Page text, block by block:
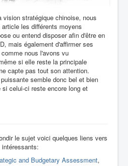
vision stratégique chinoise, nous
les différents moyens
ou entend disposer afin d'être en
mais également d'affirmer ses
nous l'avons vu
si elle reste la principale
capte pas tout son attention.
semble donc bel et bien
celui-ci reste encore long et
le sujet voici quelques liens vers
and Budgetary Assessment,